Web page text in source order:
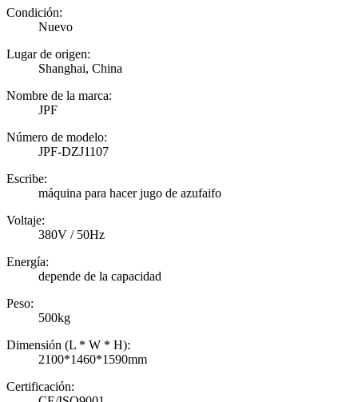
Condición:
Nuevo
Lugar de origen:
Shanghai, China
Nombre de la marca:
JPF
Número de modelo:
JPF-DZJ1107
Escribe:
máquina para hacer jugo de azufaifo
Voltaje:
380V / 50Hz
Energía:
depende de la capacidad
Peso:
500kg
Dimensión (L * W * H):
2100*1460*1590mm
Certificación: